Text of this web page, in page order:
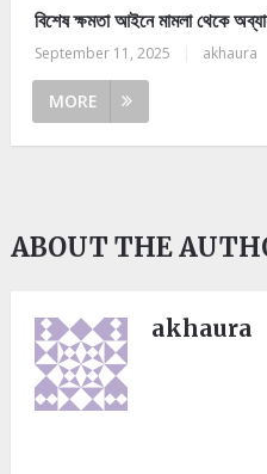
বিশেষ ক্ষমতা আইনে মামলা থেকে
September 11, 2025 akhaura
MORE
ABOUT THE
akhaura